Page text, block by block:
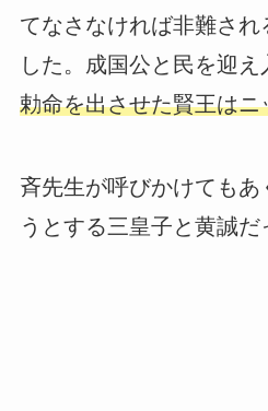
てなさなければ非難され
した。成国公と民を迎え
勅命を出させた賢王はニ
斉先生が呼びかけても
うとする三皇子と黄誠だ